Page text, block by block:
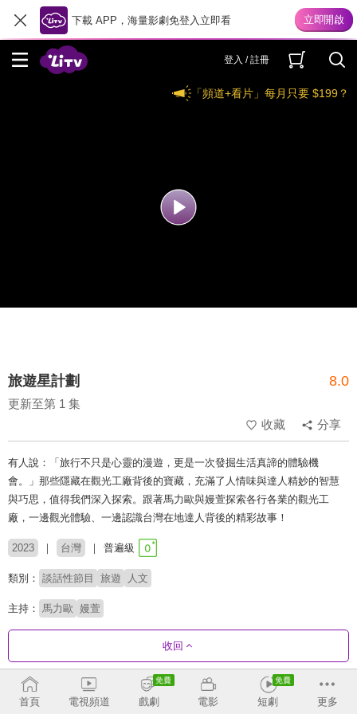
下載 APP，海量影劇免登入立即看
登入 / 註冊
「頻道+看片」每月只要 $199？
旅遊星計劃 8.0
更新至第 1 集
收藏
分享
有人說：「旅行不只是心靈的漫遊，更是一次發掘生活真諦的體驗機
會。」那些隱藏在觀光工廠背後的寶藏，充滿了人情味與達人精妙的智慧
與巧思，值得我們深入探索。跟著馬力歐與嫚萱探索各行各業的觀光工
廠，一邊觀光體驗、一邊認識台灣在地達人背後的精彩故事！
2023 台灣 普遍級
類別： 談話性節目 旅遊 人文
主持： 馬力歐 嫚萱
收回
劇集列表 反序
首頁 電視頻道 戲劇 電影 短劇 更多